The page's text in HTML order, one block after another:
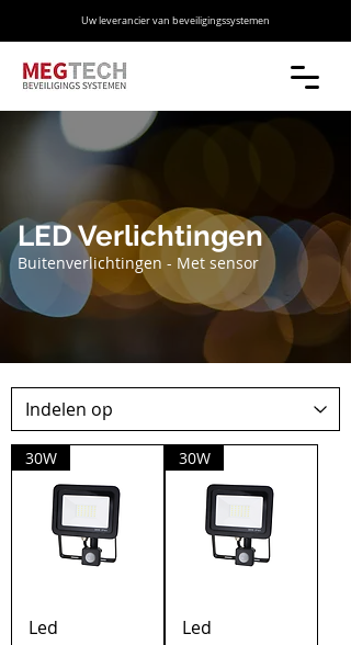
Uw leverancier van beveiligingssystemen
LED Verlichtingen
Buitenverlichtingen - Met sensor
30W
Led
30W
Led